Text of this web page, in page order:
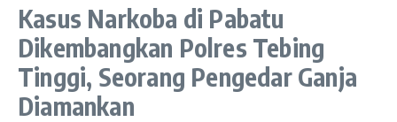
Kasus Narkoba di Pabatu
Dikembangkan Polres Tebing
Tinggi, Seorang Pengedar Ganja
Diamankan